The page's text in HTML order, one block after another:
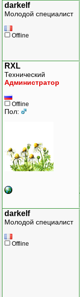
darkelf
Молодой специалист
Offline
RXL
Технический
Администратор
Offline
Пол:
darkelf
Молодой специалист
Offline